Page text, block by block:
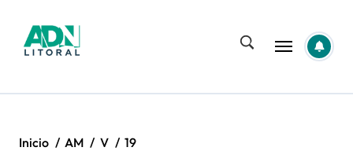
contenido
Inicio AM V
19